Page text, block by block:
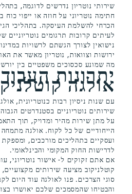
שירותי נוטריון נדרשים לדוגמה,
חתימה נוטריוני על חוזה או ייפוי כוח
הכרחי להשלמת העיסקה. בתהליכי
לעיתים קרובות תרגומים נוטריוניים
נישואין לצורך הגשתם לרשויות
ירושות וצוואות, נוטריון מאשר את
מה שמונע סכסוכים משפטיים בין
יתרונות
אולגה
עם שנות ניסיון רבות כנוטריונית,
שירותים נוטריוניים בסטנדרטים
על מתן שירות מהיר ומדויק, תוך
הייחודיים של כל לקוח. אולגה מתמחה
ועסקיים בתהליכים מורכבים,
לדרישות החוק המקומי והבינלאומי.
אם אתם זקוקים ל- אישור נוטריוני,
קוטלניקוב מציעה שירותים
סוגי הצרכים. פנו לאולגה עוד היום
והבטיחו שהמסמכים שלכם יאושרו